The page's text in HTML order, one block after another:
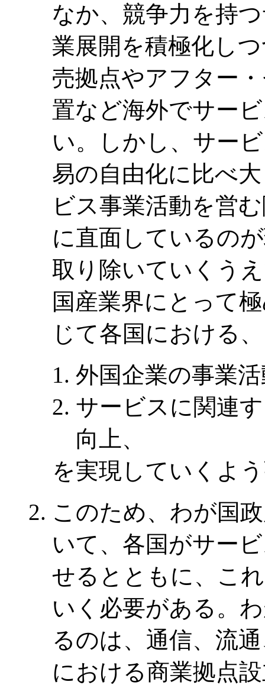
なか、競争力を持
業展開を積極化し
売拠点やアフター
置など海外でサー
い。しかし、サー
易の自由化に比べ
ビス事業活動を営
に直面しているの
取り除いていくう
国産業界にとって
じて各国における、
外国企業の事業
サービスに関連
向上、
を実現していくよ
このため、わが国
いて、各国がサー
せるとともに、こ
いく必要がある。
るのは、通信、流
における商業拠点